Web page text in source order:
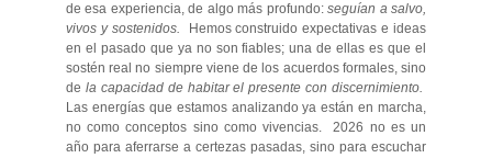
de esa experiencia, de algo más profundo:seguían a salvo,
vivos y sostenidos.
Hemos construido expectativas e ideas
en el pasado que ya no son fiables; una de ellas es que el
sostén real no siempre viene de los acuerdos formales, sino
de la capacidad de habitar el presente con discernimiento.
Las energías que estamos analizando ya están en marcha,
no como conceptos sino como vivencias. 2026 no es un
año para aferrarse a certezas pasadas, sino para escuchar